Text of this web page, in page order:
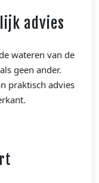
advies
wateren van de
geen ander.
praktisch advies